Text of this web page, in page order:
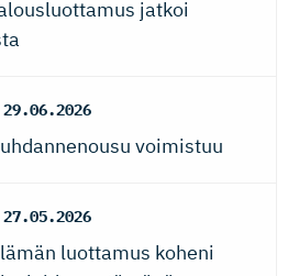
jatkoi
29.06.2026
voimistuu
27.05.2026
luottamus koheni